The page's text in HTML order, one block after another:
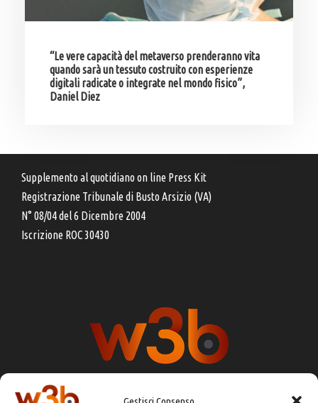
“Le vere capacità del metaverso prenderanno vita
quando sarà un tessuto costruito con esperienze
digitali radicate o integrate nel mondo fisico”,
Daniel Diez
Supplemento al quotidiano on line Press Kit
Registrazione Tribunale di Busto Arsizio (VA)
N° 08/04 del 6 Dicembre 2004
Iscrizione ROC 30430